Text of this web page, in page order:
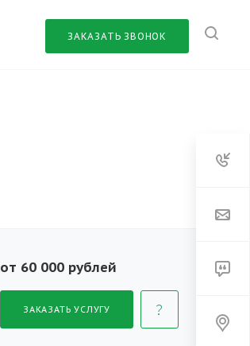
ЗАКАЗАТЬ ЗВОНОК
от 60 000 рублей
ЗАКАЗАТЬ УСЛУГУ